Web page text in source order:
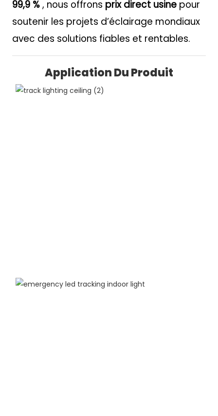
99,9 %, nous offrons prix direct usine pour
soutenir les projets d’éclairage mondiaux
avec des solutions fiables et rentables.
Application Du Produit